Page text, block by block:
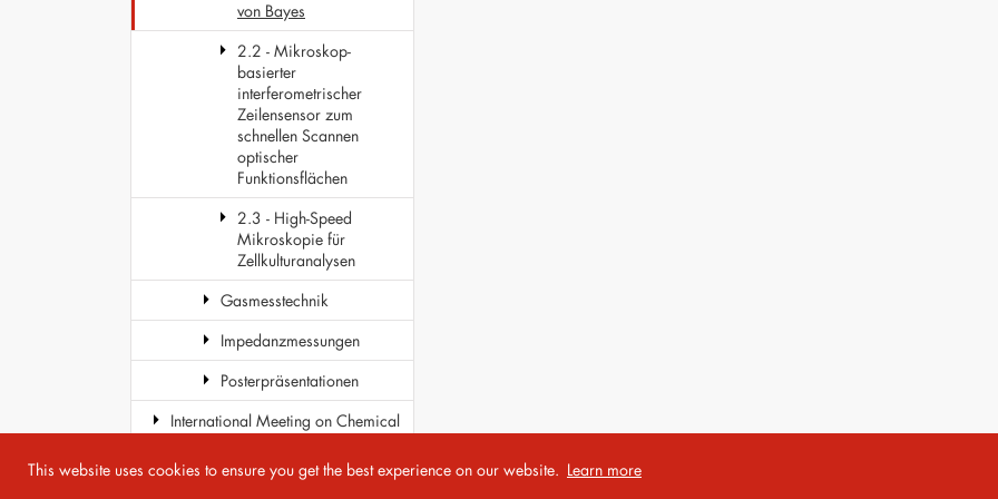
This website uses cookies to ensure you get the best experience on our website. Learn more
von Bayes
2.2 - Mikroskop-
basierter
interferometrischer
Zeilensensor zum
schnellen Scannen
optischer
Funktionsflächen
2.3 - High-Speed
Mikroskopie für
Zellkulturanalysen
Gasmesstechnik
Impedanzmessungen
Posterpräsentationen
International Meeting on Chemical
COST Action TD1105 - EuNetAir